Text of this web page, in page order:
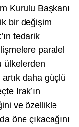
Kurulu Başkanı
bir değişim
tedarik
paralel
ülkelerden
daha güçlü
Irak’ın
ve özellikle
öne çıkacağını